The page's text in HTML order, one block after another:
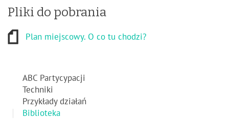
Pliki do pobrania
Plan miejscowy. O co tu chodzi?
ABC Partycypacji
Techniki
Przykłady działań
Biblioteka